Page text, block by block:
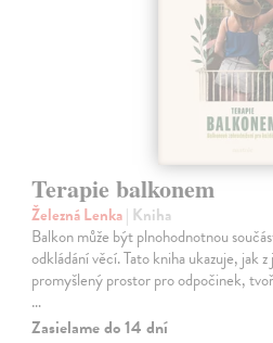
Terapie balkonem
Železná Lenka| Kniha
Balkon může být plnohodnotnou
odkládání věcí. Tato kniha ukazuje, jak
promyšlený prostor pro odpočinek,
…
Zasielame do 14 dní